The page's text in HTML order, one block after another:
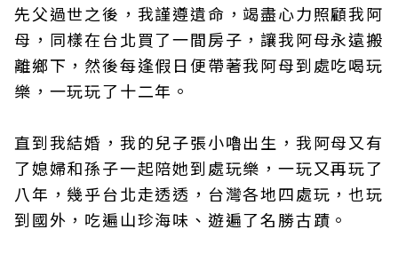
先父過世之後，我謹遵遺命，竭盡心力照顧我阿
母，同樣在台北買了一間房子，讓我阿母永遠搬
離鄉下，然後每逢假日便帶著我阿母到處吃喝玩
樂，一玩玩了十二年。
直到我結婚，我的兒子張小嚕出生，我阿母又有
了媳婦和孫子一起陪她到處玩樂，一玩又再玩了
八年，幾乎台北走透透，台灣各地四處玩，也玩
到國外，吃遍山珍海味、遊遍了名勝古蹟。